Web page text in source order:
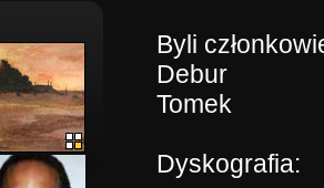
Byli
Debur
Tomek
Dyskografia: